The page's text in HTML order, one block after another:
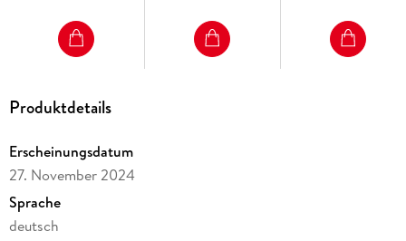
Produktdetails
Erscheinungsdatum
27. November 2024
Sprache
deutsch